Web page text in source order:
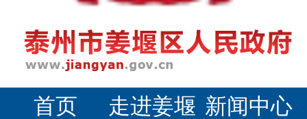
首页 走进姜堰 新闻中心